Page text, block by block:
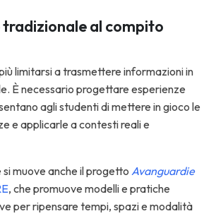
tradizionale al compito
limitarsi a trasmettere informazioni in
È necessario progettare esperienze
agli studenti di mettere in gioco le
e applicarle a contesti reali e
muove anche il progetto Avanguardie
, che promuove modelli e pratiche
per ripensare tempi, spazi e modalità